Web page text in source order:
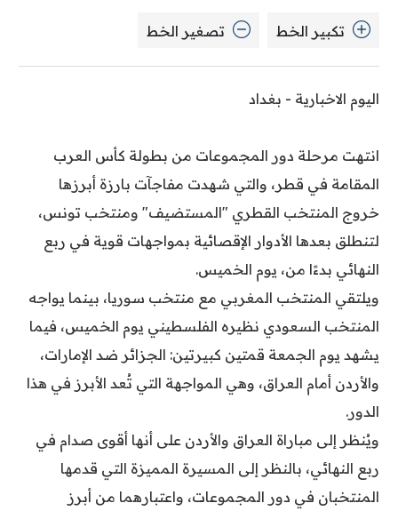
تكبير الخط تصغير الخط
اليوم الاخبارية - بغداد
انتهت مرحلة دور المجموعات من بطولة كأس العرب
المقامة في قطر، والتي شهدت مفاجآت بارزة أبرزها
خروج المنتخب القطري "المستضيف" ومنتخب تونس،
لتنطلق بعدها الأدوار الإقصائية بمواجهات قوية في ربع
النهائي بدءًا من، يوم الخميس.
ويلتقي المنتخب المغربي مع منتخب سوريا، بينما يواجه
المنتخب السعودي نظيره الفلسطيني يوم الخميس، فيما
يشهد يوم الجمعة قمتين كبيرتين: الجزائر ضد الإمارات،
والأردن أمام العراق، وهي المواجهة التي تُعد الأبرز في هذا
الدور.
ويُنظر إلى مباراة العراق والأردن على أنها أقوى صدام في
ربع النهائي، بالنظر إلى المسيرة المميزة التي قدمها
المنتخبان في دور المجموعات، واعتبارهما من أبرز